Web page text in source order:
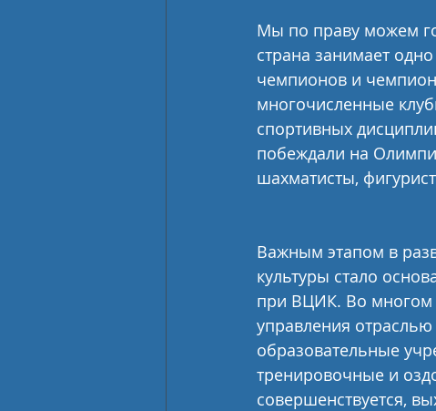
Мы по праву можем
страна занимает
чемпионов и
многочисленные
спортивных
побеждали на
шахматисты,
Важным этапом в
культуры стало
при ВЦИК. Во многом
управления
образовательные
тренировочные и
совершенствуется,